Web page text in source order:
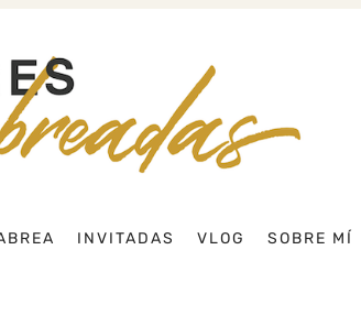
INVITADAS VLOG SOBRE MÍ